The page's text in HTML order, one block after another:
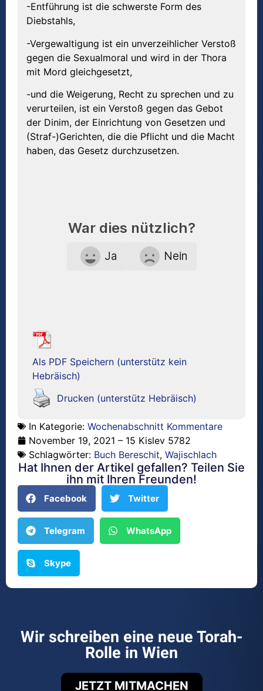
-Entführung ist die schwerste Form des
Diebstahls,
-Vergewaltigung ist ein unverzeihlicher Verstoß
gegen die Sexualmoral und wird in der Thora
mit Mord gleichgesetzt,
-und die Weigerung, Recht zu sprechen und zu
verurteilen, ist ein Verstoß gegen das Gebot
der Dinim, der Einrichtung von Gesetzen und
(Straf-)Gerichten, die die Pflicht und die Macht
haben, das Gesetz durchzusetzen.
War dies nützlich?
Ja Nein
Als PDF Speichern (unterstütz kein
Hebräisch)
Drucken (unterstütz Hebräisch)
In Kategorie: Wochenabschnitt Kommentare
November 19, 2021 – 15 Kislev 5782
Schlagwörter: Buch Bereschit, Wajischlach
Hat Ihnen der Artikel gefallen? Teilen Sie
ihn mit Ihren Freunden!
Facebook Twitter
Telegram WhatsApp
Skype
Wir schreiben eine neue Torah-
Rolle in Wien
JETZT MITMACHEN